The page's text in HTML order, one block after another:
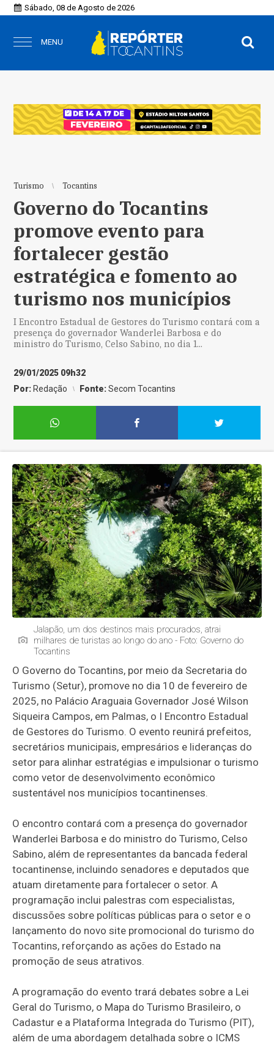
Sábado, 08 de Agosto de 2026
MENU
Turismo Tocantins
Governo do Tocantins
promove evento para
fortalecer gestão
estratégica e fomento ao
turismo nos municípios
I Encontro Estadual de Gestores do Turismo contará com a
presença do governador Wanderlei Barbosa e do
ministro do Turismo, Celso Sabino, no dia 1...
29/01/2025 09h32
Por: Redação Fonte:Secom Tocantins
Jalapão, um dos destinos mais procurados, atrai
milhares de turistas ao longo do ano - Foto: Governo do
Tocantins
O Governo do Tocantins, por meio da Secretaria do
Turismo (Setur), promove no dia 10 de fevereiro de
2025, no Palácio Araguaia Governador José Wilson
Siqueira Campos, em Palmas, o I Encontro Estadual
de Gestores do Turismo. O evento reunirá prefeitos,
secretários municipais, empresários e lideranças do
setor para alinhar estratégias e impulsionar o turismo
como vetor de desenvolvimento econômico
sustentável nos municípios tocantinenses.
O encontro contará com a presença do governador
Wanderlei Barbosa e do ministro do Turismo, Celso
Sabino, além de representantes da bancada federal
tocantinense, incluindo senadores e deputados que
atuam diretamente para fortalecer o setor. A
programação inclui palestras com especialistas,
discussões sobre políticas públicas para o setor e o
lançamento do novo site promocional do turismo do
Tocantins, reforçando as ações do Estado na
promoção de seus atrativos.
A programação do evento trará debates sobre a Lei
Geral do Turismo, o Mapa do Turismo Brasileiro, o
Cadastur e a Plataforma Integrada do Turismo (PIT),
além de uma abordagem detalhada sobre o ICMS